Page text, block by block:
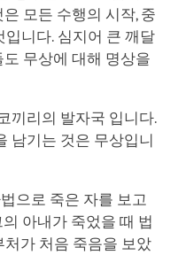
모든 수행의 시작, 중
입니다. 심지어 큰 깨달
무상에 대해 명상을
끼리의 발자국 입니다.
남기는 것은 무상입니
으로 죽은 자를 보고
아내가 죽었을 때 법
처가 처음 죽음을 보았